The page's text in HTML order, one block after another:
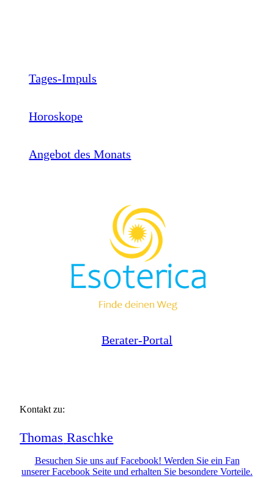
Tages-Impuls
Horoskope
Angebot des Monats
Berater-Portal
Kontakt zu:
Thomas Raschke
Besuchen Sie uns auf Facebook! Werden Sie ein Fan
unserer Facebook Seite und erhalten Sie besondere Vorteile.